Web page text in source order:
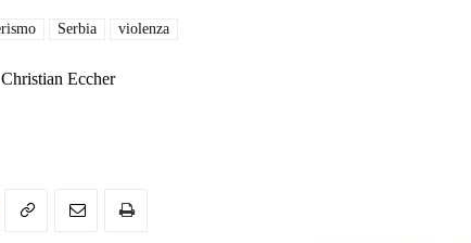
Serbia violenza
Christian Eccher